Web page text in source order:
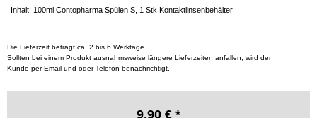
Inhalt: 100ml Contopharma Spülen S, 1 Stk Kontaktlinsenbehälter
Die Lieferzeit beträgt ca. 2 bis 6 Werktage.
Sollten bei einem Produkt ausnahmsweise längere Lieferzeiten anfallen, wird der
Kunde per Email und oder Telefon benachrichtigt.
9.90 € *